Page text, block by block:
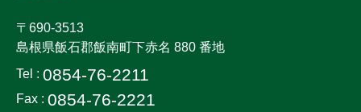
〒690-3513
島根県飯石郡飯南町下赤名 880 番地
Tel : 0854-76-2211
Fax : 0854-76-2221